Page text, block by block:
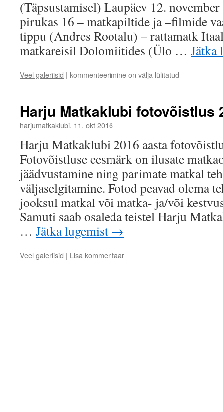
(Täpsustamisel) Laupäev 12.
pirukas 16 – matkapiltide ja –filmide
tippu (Andres Rootalu) – rattamatk
matkareisil Dolomiitides (Ülo … Jätka
Veel galeriisid | Harju
12.
–
novembril
kommenteerimine on välja lülitatud
Harju Matkaklubi fotovõistlus
harjumatkaklubi, 11. okt 2016
Harju Matkaklubi 2016 aasta
Fotovõistluse eesmärk on ilusate
jäädvustamine ning parimate matkal
väljaselgitamine. Fotod peavad olema
jooksul matkal või matka- ja/või
Samuti saab osaleda teistel Harju
… Jätka lugemist →
Veel galeriisid | Lisa kommentaar